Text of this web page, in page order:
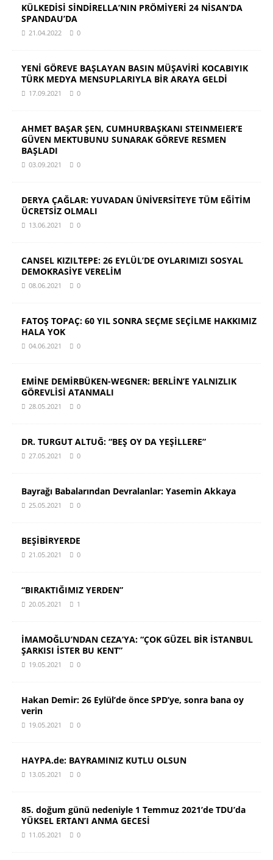
KÜLKEDİSİ SİNDİRELLA’NIN PRÖMİYERİ 24 NİSAN’DA
SPANDAU’DA
21.04.2022 0
YENİ GÖREVE BAŞLAYAN BASIN MÜŞAVİRİ KOCABIYIK
TÜRK MEDYA MENSUPLARIYLA BİR ARAYA GELDİ
17.09.2021 0
AHMET BAŞAR ŞEN, CUMHURBAŞKANI STEINMEIER’E
GÜVEN MEKTUBUNU SUNARAK GÖREVE RESMEN
BAŞLADI
03.09.2021 0
DERYA ÇAĞLAR: YUVADAN ÜNİVERSİTEYE TÜM EĞİTİM
ÜCRETSİZ OLMALI
13.06.2021 0
CANSEL KIZILTEPE: 26 EYLÜL’DE OYLARIMIZI SOSYAL
DEMOKRASİYE VERELİM
08.06.2021 0
FATOŞ TOPAÇ: 60 YIL SONRA SEÇME SEÇİLME HAKKIMIZ
HALA YOK
04.06.2021 0
EMİNE DEMİRBÜKEN-WEGNER: BERLİN’E YALNIZLIK
GÖREVLİSİ ATANMALI
28.05.2021 0
DR. TURGUT ALTUĞ: “BEŞ OY DA YEŞİLLERE”
27.05.2021 0
Bayrağı Babalarından Devralanlar: Yasemin Akkaya
25.05.2021 0
BEŞİBİRYERDE
21.05.2021 0
“BIRAKTIĞIMIZ YERDEN”
20.05.2021 1
İMAMOĞLU’NDAN CEZA’YA: “ÇOK GÜZEL BİR İSTANBUL
ŞARKISI İSTER BU KENT”
19.05.2021 0
Hakan Demir: 26 Eylül’de önce SPD’ye, sonra bana oy
verin
19.05.2021 0
HAYPA.de: BAYRAMINIZ KUTLU OLSUN
13.05.2021 0
85. doğum günü nedeniyle 1 Temmuz 2021’de TDU’da
YÜKSEL ERTAN’I ANMA GECESİ
11.05.2021 0